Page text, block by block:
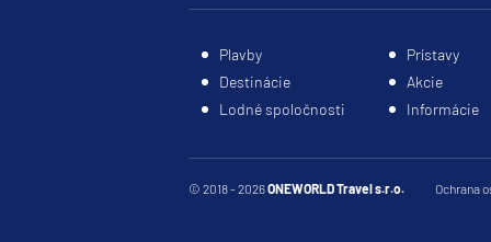
Plavby Prístavy
Destinácie
Akcie
Lodné spoločnosti
Informácie
© 2018 - 2026ONEWORLD Travel s.r.o. Ochrana